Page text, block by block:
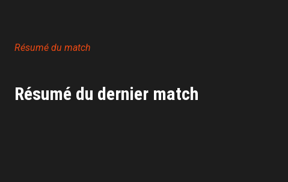
Résumé du match
Résumé du dernier match